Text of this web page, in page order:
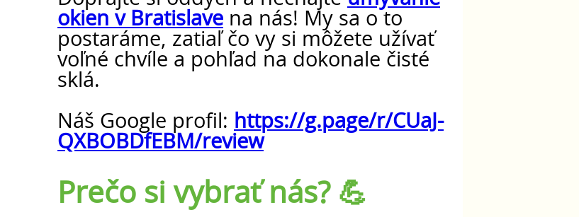
okien v Bratislave na nás! My sa o to
postaráme, zatiaľ čo vy si môžete užívať
voľné chvíle a pohľad na dokonale čisté
sklá.
Náš Google profil: https://g.page/r/CUaJ-
QXBOBDfEBM/review
Prečo si vybrať nás? 💪